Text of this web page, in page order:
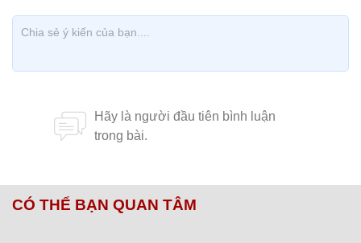
CÓ THỂ BẠN QUAN TÂM